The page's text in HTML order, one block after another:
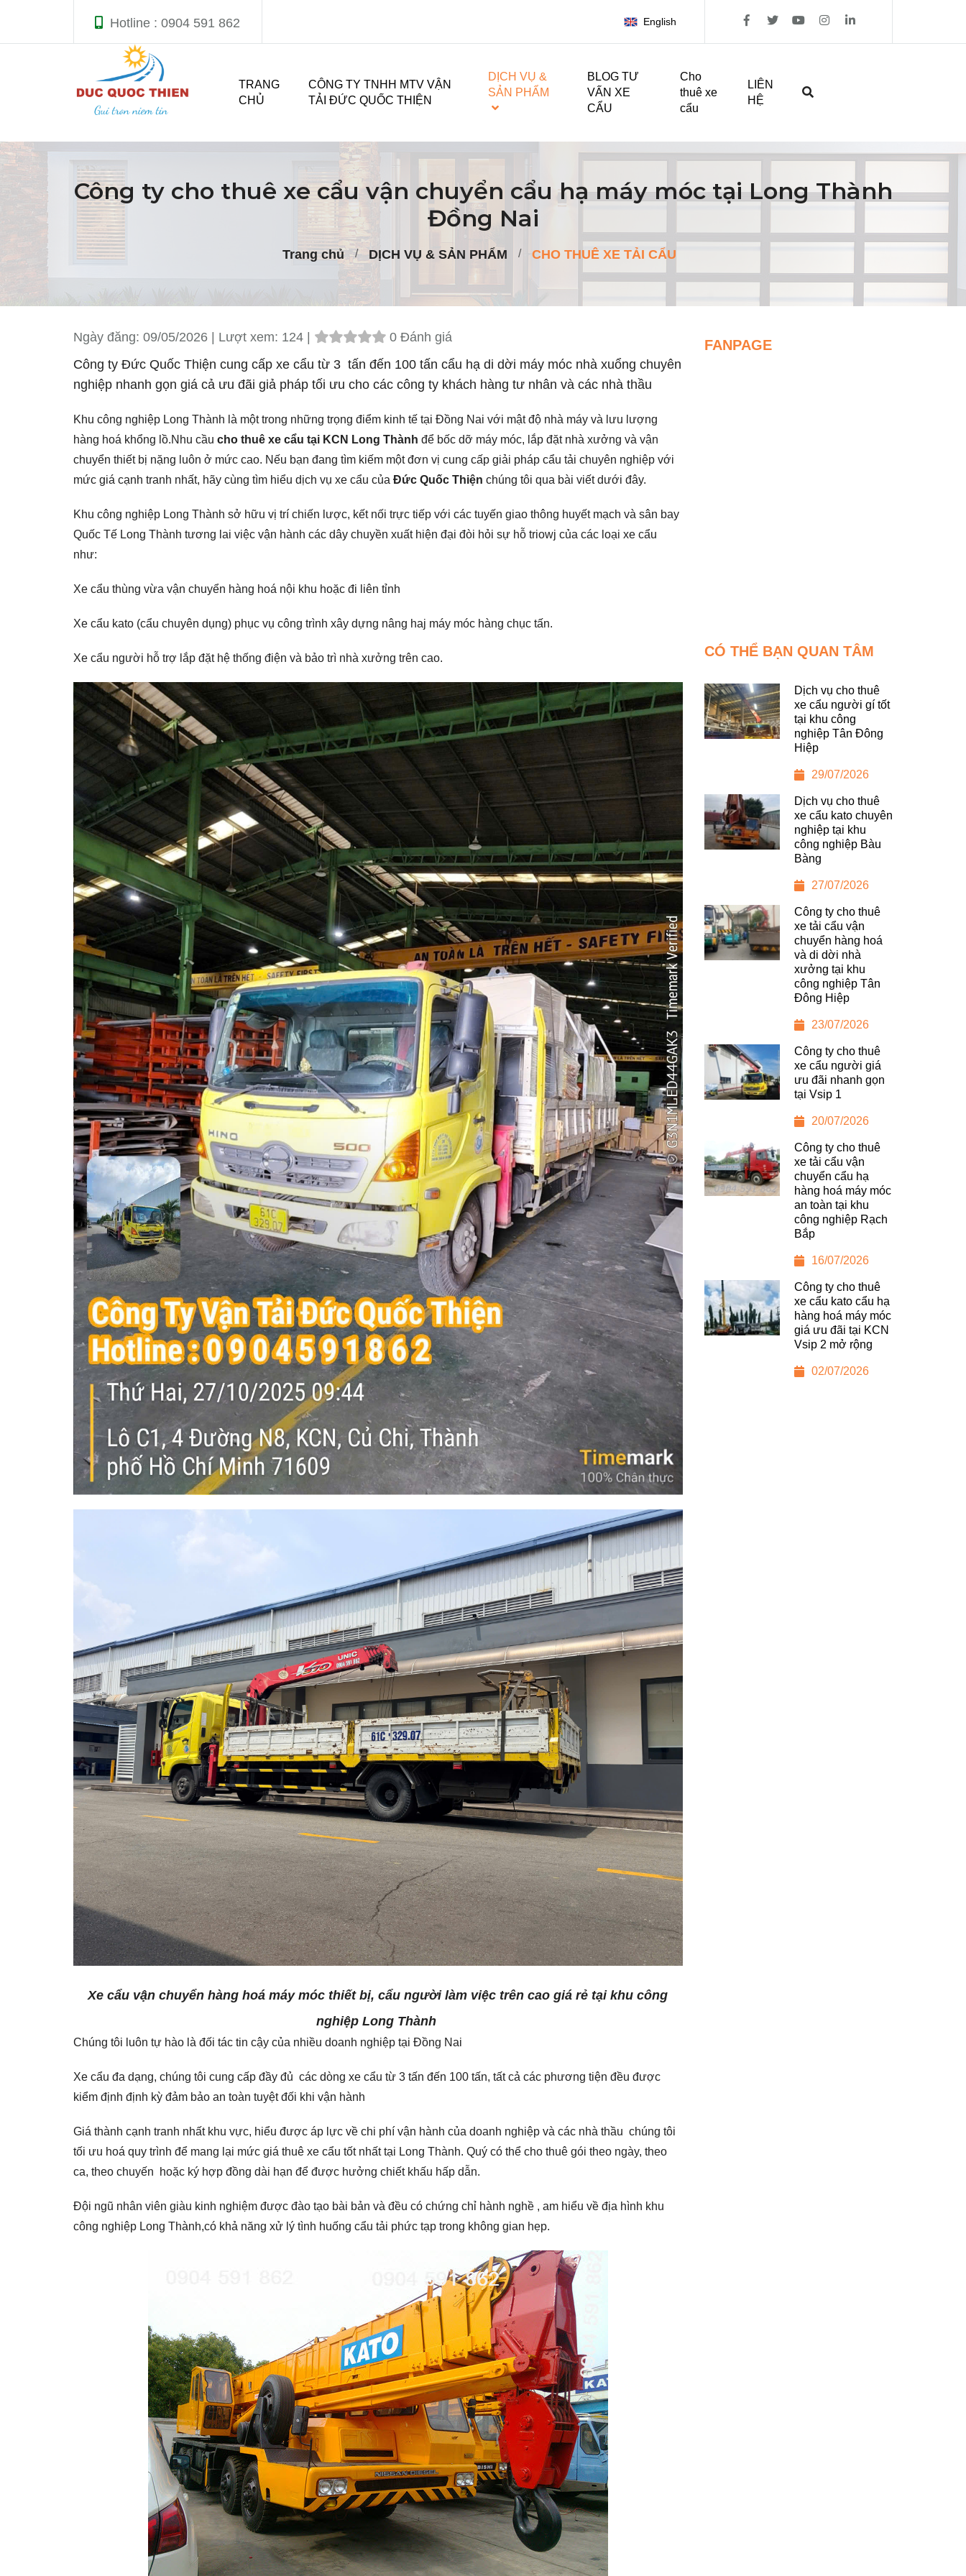
Công ty cho thuê xe cẩu vận chuyển cẩu hạ máy móc tại Long Thành
Đồng Nai
Trang chủ DỊCH VỤ & SẢN PHẨM CHO THUÊ XE TẢI CẨU
Ngày đăng: 09/05/2026 | Lượt xem: 124 |
0 Đánh giá
Công ty Đức Quốc Thiện cung cấp xe cẩu từ 3 tấn đến 100 tấn cẩu hạ di dời máy móc nhà xuổng chuyên
nghiệp nhanh gọn giá cả ưu đãi giả pháp tối ưu cho các công ty khách hàng tư nhân và các nhà thầu
Khu công nghiệp Long Thành là một trong những trọng điểm kinh tế tại Đồng Nai với mật độ nhà máy và lưu lượng
hàng hoá khổng lồ.Nhu cầu cho thuê xe cẩu tại KCN Long Thành để bốc dỡ máy móc, lắp đặt nhà xưởng và vận
chuyển thiết bị nặng luôn ở mức cao. Nếu bạn đang tìm kiếm một đơn vị cung cấp giải pháp cẩu tải chuyên nghiệp với
mức giá cạnh tranh nhất, hãy cùng tìm hiểu dịch vụ xe cẩu của Đức Quốc Thiện chúng tôi qua bài viết dưới đây.
Khu công nghiệp Long Thành sở hữu vị trí chiến lược, kết nối trực tiếp với các tuyến giao thông huyết mạch và sân bay
Quốc Tế Long Thành tương lai việc vận hành các dây chuyền xuất hiện đại đòi hỏi sự hỗ triowj của các loại xe cẩu
như:
Xe cẩu thùng vừa vận chuyển hàng hoá nội khu hoặc đi liên tỉnh
Xe cẩu kato (cẩu chuyên dụng) phục vụ công trình xây dựng nâng haj máy móc hàng chục tấn.
Xe cẩu người hỗ trợ lắp đặt hệ thống điện và bảo trì nhà xưởng trên cao.
Xe cẩu vận chuyển hàng hoá máy móc thiết bị, cẩu người làm việc trên cao giá rẻ tại khu công
nghiệp Long Thành
Chúng tôi luôn tự hào là đối tác tin cậy của nhiều doanh nghiệp tại Đồng Nai
Xe cẩu đa dạng, chúng tôi cung cấp đầy đủ các dòng xe cẩu từ 3 tấn đến 100 tấn, tất cả các phương tiện đều được
kiểm định định kỳ đảm bảo an toàn tuyệt đối khi vận hành
Giá thành cạnh tranh nhất khu vực, hiểu được áp lực về chi phí vận hành của doanh nghiệp và các nhà thầu chúng tôi
tối ưu hoá quy trình để mang lại mức giá thuê xe cẩu tốt nhất tại Long Thành. Quý có thể cho thuê gói theo ngày, theo
ca, theo chuyến hoặc ký hợp đồng dài hạn để được hưởng chiết khấu hấp dẫn.
Đội ngũ nhân viên giàu kinh nghiệm được đào tạo bài bản và đều có chứng chỉ hành nghề , am hiểu về địa hình khu
công nghiệp Long Thành,có khả năng xử lý tình huống cẩu tải phức tạp trong không gian hẹp.
FANPAGE
CÓ THỂ BẠN QUAN TÂM
Dịch vụ cho thuê
xe cẩu người gí tốt
tại khu công
nghiệp Tân Đông
Hiệp
29/07/2026
Dịch vụ cho thuê
xe cẩu kato chuyên
nghiệp tại khu
công nghiệp Bàu
Bàng
27/07/2026
Công ty cho thuê
xe tải cẩu vận
chuyển hàng hoá
và di dời nhà
xưởng tại khu
công nghiệp Tân
Đông Hiệp
23/07/2026
Công ty cho thuê
xe cẩu người giá
ưu đãi nhanh gọn
tại Vsip 1
20/07/2026
Công ty cho thuê
xe tải cẩu vận
chuyển cẩu hạ
hàng hoá máy móc
an toàn tại khu
công nghiệp Rạch
Bắp
16/07/2026
Công ty cho thuê
xe cẩu kato cẩu hạ
hàng hoá máy móc
giá ưu đãi tại KCN
Vsip 2 mở rộng
02/07/2026
Hotline : 0904 591 862 English
TRANG
CHỦ
CÔNG TY TNHH MTV VẬN
TẢI ĐỨC QUỐC THIỆN
DỊCH VỤ &
SẢN PHẨM
BLOG TƯ
VẤN XE
CẨU
Cho
thuê xe
cẩu
LIÊN
HỆ